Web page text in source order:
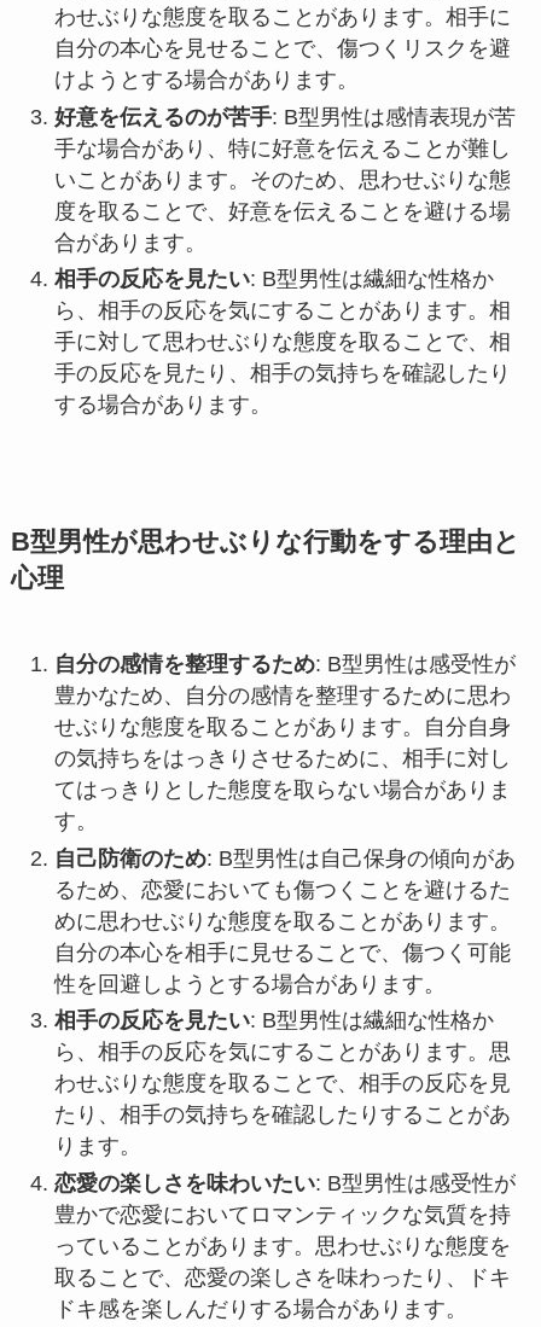
わせぶりな態度を取ることがあります。相手に
自分の本心を見せることで、傷つくリスクを避
けようとする場合があります。
好意を伝えるのが苦手: B型男性は感情表現が苦
手な場合があり、特に好意を伝えることが難し
いことがあります。そのため、思わせぶりな態
度を取ることで、好意を伝えることを避ける場
合があります。
相手の反応を見たい: B型男性は繊細な性格か
ら、相手の反応を気にすることがあります。相
手に対して思わせぶりな態度を取ることで、相
手の反応を見たり、相手の気持ちを確認したり
する場合があります。
B型男性が思わせぶりな行動をする理由と
心理
自分の感情を整理するため: B型男性は感受性が
豊かなため、自分の感情を整理するために思わ
せぶりな態度を取ることがあります。自分自身
の気持ちをはっきりさせるために、相手に対し
てはっきりとした態度を取らない場合がありま
す。
自己防衛のため: B型男性は自己保身の傾向があ
るため、恋愛においても傷つくことを避けるた
めに思わせぶりな態度を取ることがあります。
自分の本心を相手に見せることで、傷つく可能
性を回避しようとする場合があります。
相手の反応を見たい: B型男性は繊細な性格か
ら、相手の反応を気にすることがあります。思
わせぶりな態度を取ることで、相手の反応を見
たり、相手の気持ちを確認したりすることがあ
ります。
恋愛の楽しさを味わいたい: B型男性は感受性が
豊かで恋愛においてロマンティックな気質を持
っていることがあります。思わせぶりな態度を
取ることで、恋愛の楽しさを味わったり、ドキ
ドキ感を楽しんだりする場合があります。